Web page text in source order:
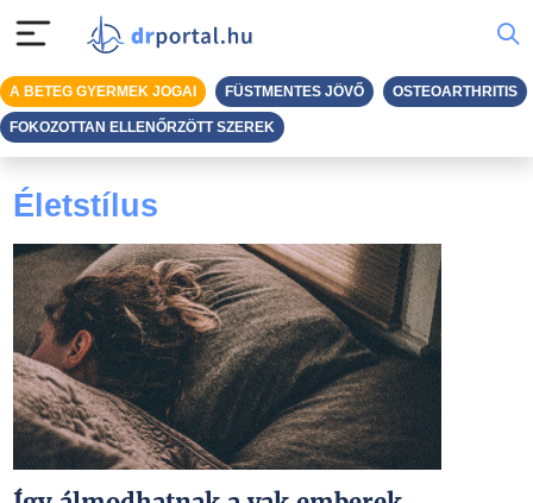
Életstílus
A BETEG GYERMEK JOGAI FÜSTMENTES JÖVŐ OSTEOARTHRITIS
FOKOZOTTAN ELLENŐRZÖTT SZEREK